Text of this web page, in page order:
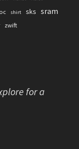
shirt sks sram
zwift
for a